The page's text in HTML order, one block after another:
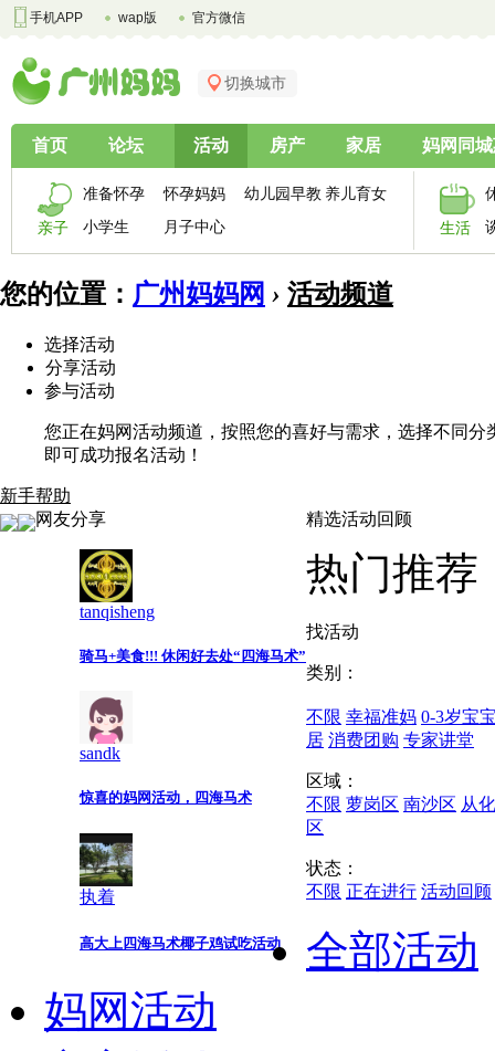
手机APP wap版 官方微信
切换城市
首页 论坛 活动 房产 家居 妈网同
亲子
准备怀孕 怀孕妈妈 幼儿园早教 养儿育女
小学生
月子中心 生活
您的位置： 广州妈妈网 › 活动频道
选择活动
分享活动
参与活动
您正在妈网活动频道，按照您的喜好与需求，选择不同
即可成功报名活动！
新手帮助
网友分享
tanqisheng
骑马+美食!!! 休闲好去处“四海马术”
sandk
惊喜的妈网活动，四海马术
执着
高大上四海马术椰子鸡试吃活动
精选活动回顾
热门推荐
找活动
类别：
不限 幸福准妈 0-3岁宝
居 消费团购 专家讲堂
区域：
不限 萝岗区 南沙区 从
区
状态：
不限 正在进行 活动回顾
全部活动
妈网活动